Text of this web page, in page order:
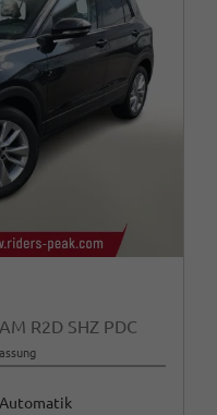
R2D SHZ PDC
Automatik